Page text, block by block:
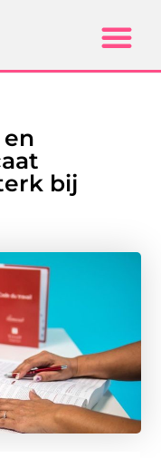
bij